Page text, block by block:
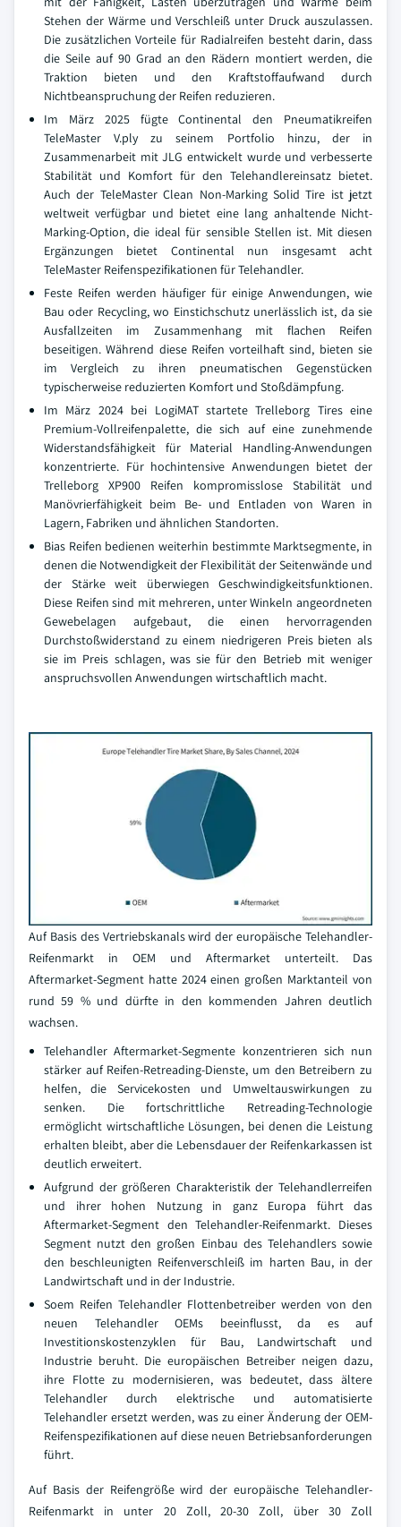
Stehen der Wärme und Verschleiß unter Druck auszulassen.
Die zusätzlichen Vorteile für Radialreifen besteht darin, dass
die Seile auf 90 Grad an den Rädern montiert werden, die
Traktion bieten und den Kraftstoffaufwand durch
Nichtbeanspruchung der Reifen reduzieren.
Im März 2025 fügte Continental den Pneumatikreifen
TeleMaster V.ply zu seinem Portfolio hinzu, der in
Zusammenarbeit mit JLG entwickelt wurde und verbesserte
Stabilität und Komfort für den Telehandlereinsatz bietet.
Auch der TeleMaster Clean Non-Marking Solid Tire ist jetzt
weltweit verfügbar und bietet eine lang anhaltende Nicht-
Marking-Option, die ideal für sensible Stellen ist. Mit diesen
Ergänzungen bietet Continental nun insgesamt acht
TeleMaster Reifenspezifikationen für Telehandler.
Feste Reifen werden häufiger für einige Anwendungen, wie
Bau oder Recycling, wo Einstichschutz unerlässlich ist, da sie
Ausfallzeiten im Zusammenhang mit flachen Reifen
beseitigen. Während diese Reifen vorteilhaft sind, bieten sie
im Vergleich zu ihren pneumatischen Gegenstücken
typischerweise reduzierten Komfort und Stoßdämpfung.
Im März 2024 bei LogiMAT startete Trelleborg Tires eine
Premium-Vollreifenpalette, die sich auf eine zunehmende
Widerstandsfähigkeit für Material Handling-Anwendungen
konzentrierte. Für hochintensive Anwendungen bietet der
Trelleborg XP900 Reifen kompromisslose Stabilität und
Manövrierfähigkeit beim Be- und Entladen von Waren in
Lagern, Fabriken und ähnlichen Standorten.
Bias Reifen bedienen weiterhin bestimmte Marktsegmente, in
denen die Notwendigkeit der Flexibilität der Seitenwände und
der Stärke weit überwiegen Geschwindigkeitsfunktionen.
Diese Reifen sind mit mehreren, unter Winkeln angeordneten
Gewebelagen aufgebaut, die einen hervorragenden
Durchstoßwiderstand zu einem niedrigeren Preis bieten als
sie im Preis schlagen, was sie für den Betrieb mit weniger
anspruchsvollen Anwendungen wirtschaftlich macht.
Auf Basis des Vertriebskanals wird der europäische Telehandler-
Reifenmarkt in OEM und Aftermarket unterteilt. Das
Aftermarket-Segment hatte 2024 einen großen Marktanteil von
rund 59 % und dürfte in den kommenden Jahren deutlich
wachsen.
Telehandler Aftermarket-Segmente konzentrieren sich nun
stärker auf Reifen-Retreading-Dienste, um den Betreibern zu
helfen, die Servicekosten und Umweltauswirkungen zu
senken. Die fortschrittliche Retreading-Technologie
ermöglicht wirtschaftliche Lösungen, bei denen die Leistung
erhalten bleibt, aber die Lebensdauer der Reifenkarkassen ist
deutlich erweitert.
Aufgrund der größeren Charakteristik der Telehandlerreifen
und ihrer hohen Nutzung in ganz Europa führt das
Aftermarket-Segment den Telehandler-Reifenmarkt. Dieses
Segment nutzt den großen Einbau des Telehandlers sowie
den beschleunigten Reifenverschleiß im harten Bau, in der
Landwirtschaft und in der Industrie.
Soem Reifen Telehandler Flottenbetreiber werden von den
neuen Telehandler OEMs beeinflusst, da es auf
Investitionskostenzyklen für Bau, Landwirtschaft und
Industrie beruht. Die europäischen Betreiber neigen dazu,
ihre Flotte zu modernisieren, was bedeutet, dass ältere
Telehandler durch elektrische und automatisierte
Telehandler ersetzt werden, was zu einer Änderung der OEM-
Reifenspezifikationen auf diese neuen Betriebsanforderungen
führt.
Auf Basis der Reifengröße wird der europäische Telehandler-
Reifenmarkt in unter 20 Zoll, 20-30 Zoll, über 30 Zoll